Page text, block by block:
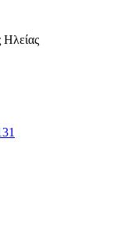
Ηλείας